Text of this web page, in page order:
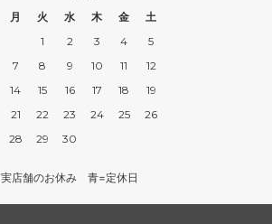
月 火 水 木 金
土
1
2 3 4
5
7 8 9 10 11
12
14 15 16 17 18
19
21 22 23 24 25
26
28 29 30
実店舗のお休み 青=定休日